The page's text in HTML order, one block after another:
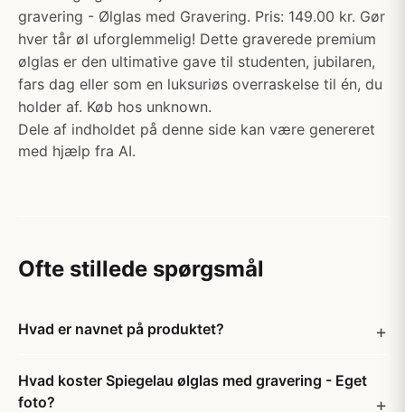
gravering - Ølglas med Gravering. Pris: 149.00 kr. Gør
hver tår øl uforglemmelig! Dette graverede premium
ølglas er den ultimative gave til studenten, jubilaren,
fars dag eller som en luksuriøs overraskelse til én, du
holder af. Køb hos unknown.
Dele af indholdet på denne side kan være genereret
med hjælp fra AI.
Ofte stillede spørgsmål
Hvad er navnet på produktet?
Hvad koster Spiegelau ølglas med gravering - Eget
foto?